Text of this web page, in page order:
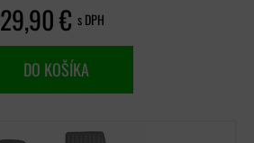
29,90 € s DPH
DO KOŠÍKA